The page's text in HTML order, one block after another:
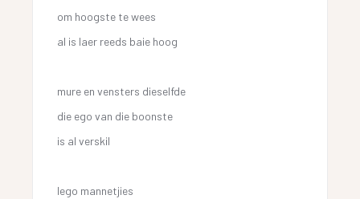
om hoogste te wees
al is laer reeds baie hoog
mure en vensters dieselfde
die ego van die boonste
is al verskil
lego mannetjies